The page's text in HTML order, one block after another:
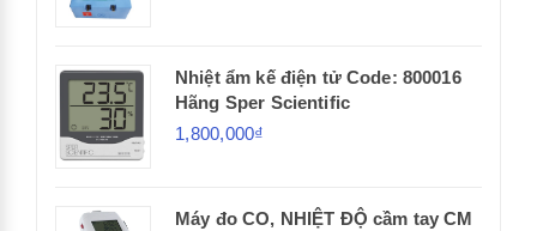
Nhiệt ẩm kế điện tử Code: 800016
Hãng Sper Scientific
1,800,000₫
Máy đo CO, NHIỆT ĐỘ cầm tay CM